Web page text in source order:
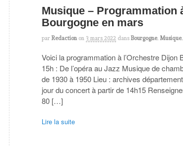
Musique – Programmation
Bourgogne en mars
par Redaction on 3 mars 2022 dans Bourgogne,Musique
Voici la programmation à l’Orchestre
15h : De l’opéra au Jazz Musique de
de 1930 à 1950 Lieu : archives
jour du concert à partir de 14h15
80 […]
Lire la suite